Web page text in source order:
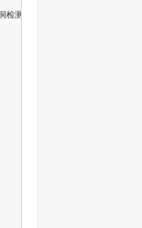
漏洞检测、性能优化建议和最